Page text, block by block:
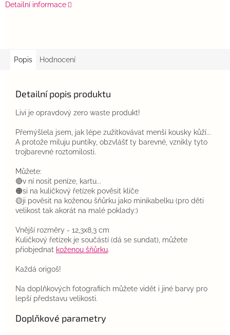
Detailní informace
Popis Hodnocení
Detailní popis produktu
Livi je opravdový zero waste produkt!
Přemýšlela jsem, jak lépe zužitkovávat menší kousky kůží...
A protože miluju puntíky, obzvlášť ty barevné, vznikly tyto
trojbarevné roztomilosti.
Můžete:
🔴v ní nosit peníze, kartu...
🟠si na kuličkový řetízek pověsit klíče
🟡ji pověsit na koženou šňůrku jako minikabelku (pro děti
velikost tak akorát na malé poklady:)
Vnější rozměry - 12,3x8,3 cm
Kuličkový řetízek je součástí (dá se sundat), můžete
přiobjednat koženou šňůrku.
Každá origoš!
Na doplňkových fotografiích můžete vidět i jiné barvy pro
lepší představu velikosti.
Doplňkové parametry